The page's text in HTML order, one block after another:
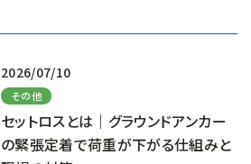
2026/07/10
その他
セットロスとは｜グラウンドアンカー
の緊張定着で荷重が下がる仕組みと